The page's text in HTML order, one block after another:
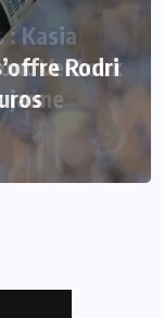
Rodri